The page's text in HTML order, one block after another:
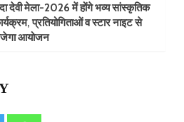
देवी मेला-2026 में होंगे भव्य सांस्कृतिक
प्रतियोगिताओं व स्टार नाइट से
आयोजन